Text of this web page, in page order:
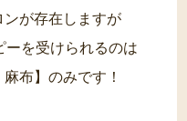
が存在しますが
を受けられるのは
布】のみです！